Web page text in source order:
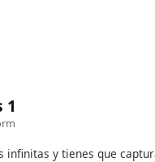
1
infinitas y tienes que